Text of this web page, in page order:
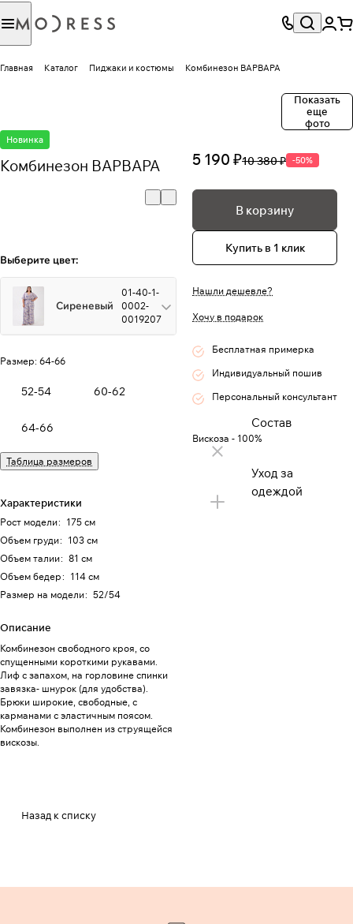
Главная Каталог Пиджаки и костюмы Комбинезон ВАРВАРА
Показать
еще
фото
Новинка
Комбинезон ВАРВАРА
Выберите цвет:
Сиреневый
01-40-1-
0002-
0019207
Размер: 64-66
52-54 60-62
64-66
Таблица размеров
Характеристики
Рост модели: 175 см
Объем груди: 103 см
Объем талии: 81 см
Объем бедер: 114 см
Размер на модели: 52/54
Описание
Комбинезон свободного кроя, со
спущенными короткими рукавами.
Лиф с запахом, на горловине спинки
завязка- шнурок (для удобства).
Брюки широкие, свободные, с
карманами с эластичным поясом.
Комбинезон выполнен из струящейся
вискозы.
5 190 ₽10 380 ₽ -50%
В корзину
Купить в 1 клик
Нашли дешевле?
Хочу в подарок
Бесплатная примерка
Индивидуальный пошив
Персональный консультант
Состав
Вискоза - 100%
Уход за
одеждой
Назад к списку